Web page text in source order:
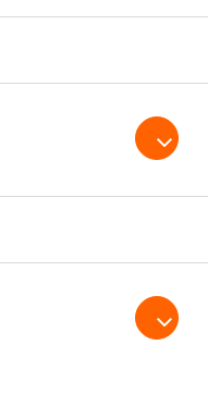
Open /
Open /